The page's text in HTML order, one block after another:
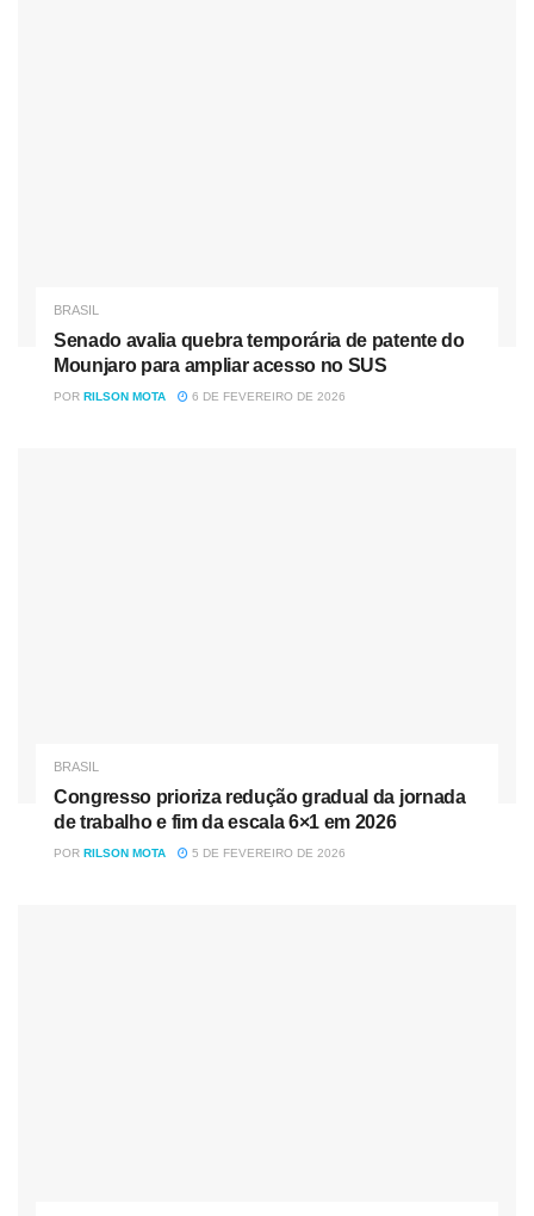
BRASIL
Senado avalia quebra temporária de patente do
Mounjaro para ampliar acesso no SUS
POR RILSON MOTA 6 DE FEVEREIRO DE 2026
BRASIL
Congresso prioriza redução gradual da jornada
de trabalho e fim da escala 6×1 em 2026
POR RILSON MOTA 5 DE FEVEREIRO DE 2026